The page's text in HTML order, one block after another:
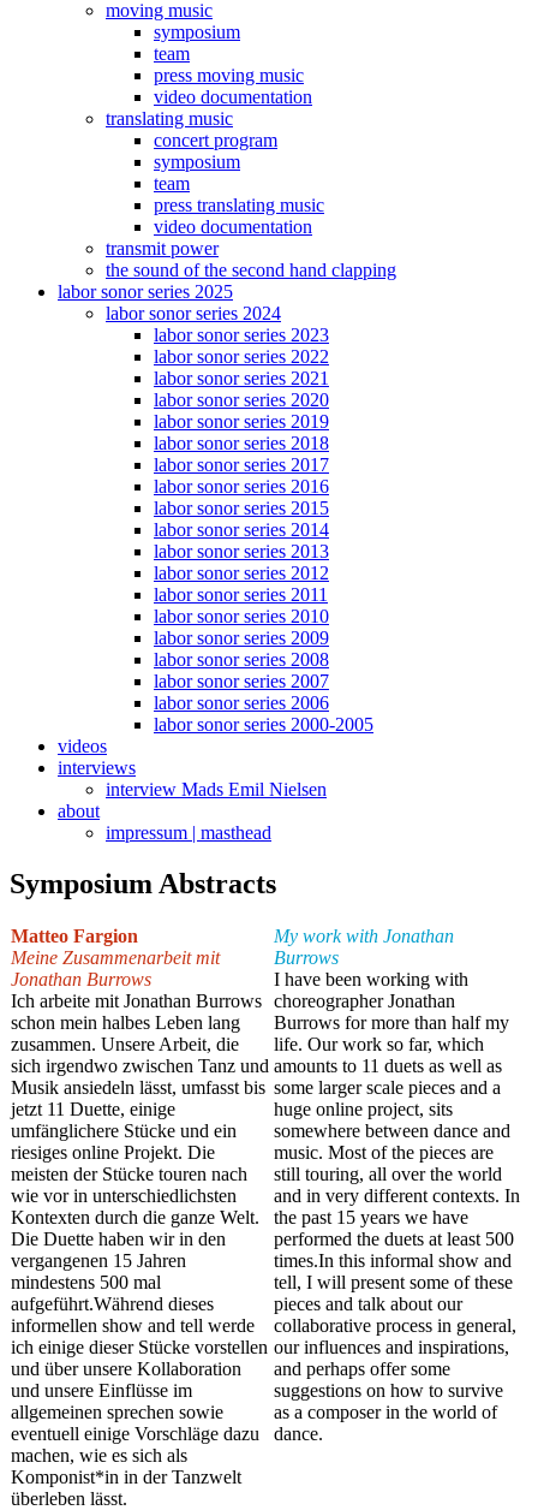
moving music
symposium
team
press moving music
video documentation
translating music
concert program
symposium
team
press translating music
video documentation
transmit power
the sound of the second hand clapping
labor sonor series 2025
labor sonor series 2024
labor sonor series 2023
labor sonor series 2022
labor sonor series 2021
labor sonor series 2020
labor sonor series 2019
labor sonor series 2018
labor sonor series 2017
labor sonor series 2016
labor sonor series 2015
labor sonor series 2014
labor sonor series 2013
labor sonor series 2012
labor sonor series 2011
labor sonor series 2010
labor sonor series 2009
labor sonor series 2008
labor sonor series 2007
labor sonor series 2006
labor sonor series 2000-2005
videos
interviews
interview Mads Emil Nielsen
about
impressum | masthead
Symposium Abstracts
Matteo Fargion
Meine Zusammenarbeit mit
Jonathan Burrows
Ich arbeite mit Jonathan Burrows
schon mein halbes Leben lang
zusammen. Unsere Arbeit, die
sich irgendwo zwischen Tanz und
Musik ansiedeln lässt, umfasst bis
jetzt 11 Duette, einige
umfänglichere Stücke und ein
riesiges online Projekt. Die
meisten der Stücke touren nach
wie vor in unterschiedlichsten
Kontexten durch die ganze Welt.
Die Duette haben wir in den
vergangenen 15 Jahren
mindestens 500 mal
aufgeführt.Während dieses
informellen show and tell werde
ich einige dieser Stücke vorstellen
und über unsere Kollaboration
und unsere Einflüsse im
allgemeinen sprechen sowie
eventuell einige Vorschläge dazu
machen, wie es sich als
Komponist*in in der Tanzwelt
überleben lässt.
My work with Jonathan
Burrows
I have been working with
choreographer Jonathan
Burrows for more than half my
life. Our work so far, which
amounts to 11 duets as well as
some larger scale pieces and a
huge online project, sits
somewhere between dance and
music. Most of the pieces are
still touring, all over the world
and in very different contexts. In
the past 15 years we have
performed the duets at least 500
times.In this informal show and
tell, I will present some of these
pieces and talk about our
collaborative process in general,
our influences and inspirations,
and perhaps offer some
suggestions on how to survive
as a composer in the world of
dance.